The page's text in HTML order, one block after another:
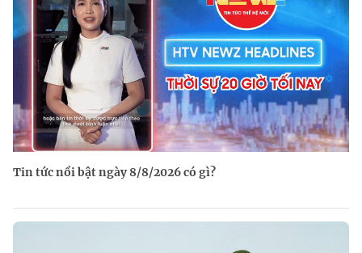
Tin tức nổi bật ngày 8/8/2026 có gì?